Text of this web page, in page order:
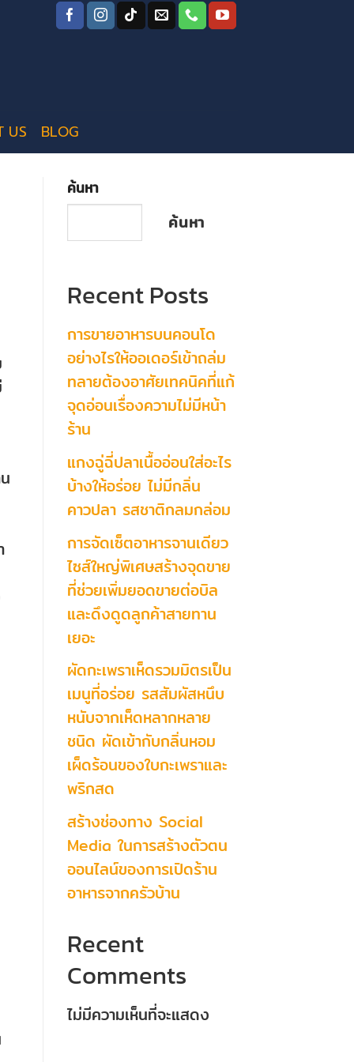
US BLOG
ค้นหา
ค้นหา
Recent Posts
การขายอาหารบนคอนโด
อย่างไรให้ออเดอร์เข้าถล่ม
ทลายต้องอาศัยเทคนิคที่แก้
จุดอ่อนเรื่องความไม่มีหน้า
ร้าน
แกงฉู่ฉี่ปลาเนื้ออ่อนใส่อะไร
บ้างให้อร่อย ไม่มีกลิ่น
คาวปลา รสชาติกลมกล่อม
การจัดเซ็ตอาหารจานเดียว
ไซส์ใหญ่พิเศษสร้างจุดขาย
ที่ช่วยเพิ่มยอดขายต่อบิล
และดึงดูดลูกค้าสายทาน
เยอะ
ผัดกะเพราเห็ดรวมมิตรเป็น
เมนูที่อร่อย รสสัมผัสหนึบ
หนับจากเห็ดหลากหลาย
ชนิด ผัดเข้ากับกลิ่นหอม
เผ็ดร้อนของใบกะเพราและ
พริกสด
สร้างช่องทาง Social
Media ในการสร้างตัวตน
ออนไลน์ของการเปิดร้าน
อาหารจากครัวบ้าน
Recent
Comments
ไม่มีความเห็นที่จะแสดง